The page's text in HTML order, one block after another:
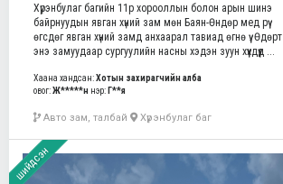
Хүрэнбулаг багийн 11р хорооллын болон арын шинэ
байрнуудын явган хүний зам мөн Баян-Өндөр мед рүү
өгсдөг явган хүний замд анхаарал тавиад өгнө үү. Өдөрт
энэ замуудаар сургуулийн насны хэдэн зуун хүүхдүүд ...
Хаана хандсан:Хотын захирагчийн алба
овог:Ж*****н нэр: Г**я
Авто зам, талбай Хүрэнбулаг баг
шийдсэн